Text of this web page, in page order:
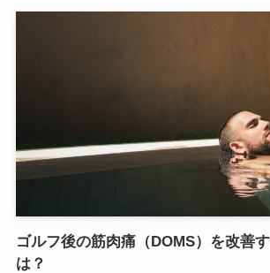
ゴルフ後の筋肉痛（DOMS）を改善
は？